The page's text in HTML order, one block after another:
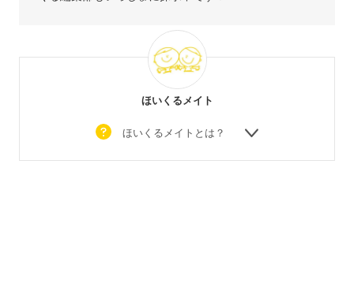
ほいくるメイト
ほいくるメイトとは？